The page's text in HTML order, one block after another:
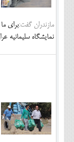
مازندران گفت:برای
نمایشگاه سلیمانیه